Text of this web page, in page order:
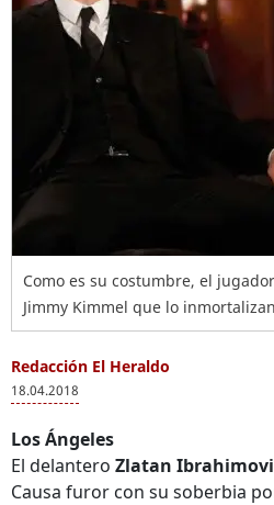
Como es su costumbre, el
Jimmy Kimmel que lo
Redacción El Heraldo
18.04.2018
Los Ángeles
El delantero Zlatan
Causa furor con su soberbia